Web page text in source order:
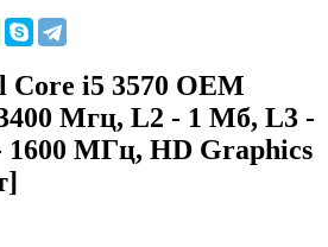
Core i5 3570 OEM
Мгц, L2 - 1 Мб, L3 -
1600 МГц, HD Graphics